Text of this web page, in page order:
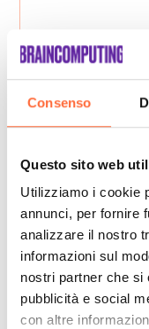
Consenso
Questo sito web
Utilizziamo i cookie
annunci, per fornire
analizzare il nostro
informazioni sul
nostri partner che si
pubblicità e social
con altre